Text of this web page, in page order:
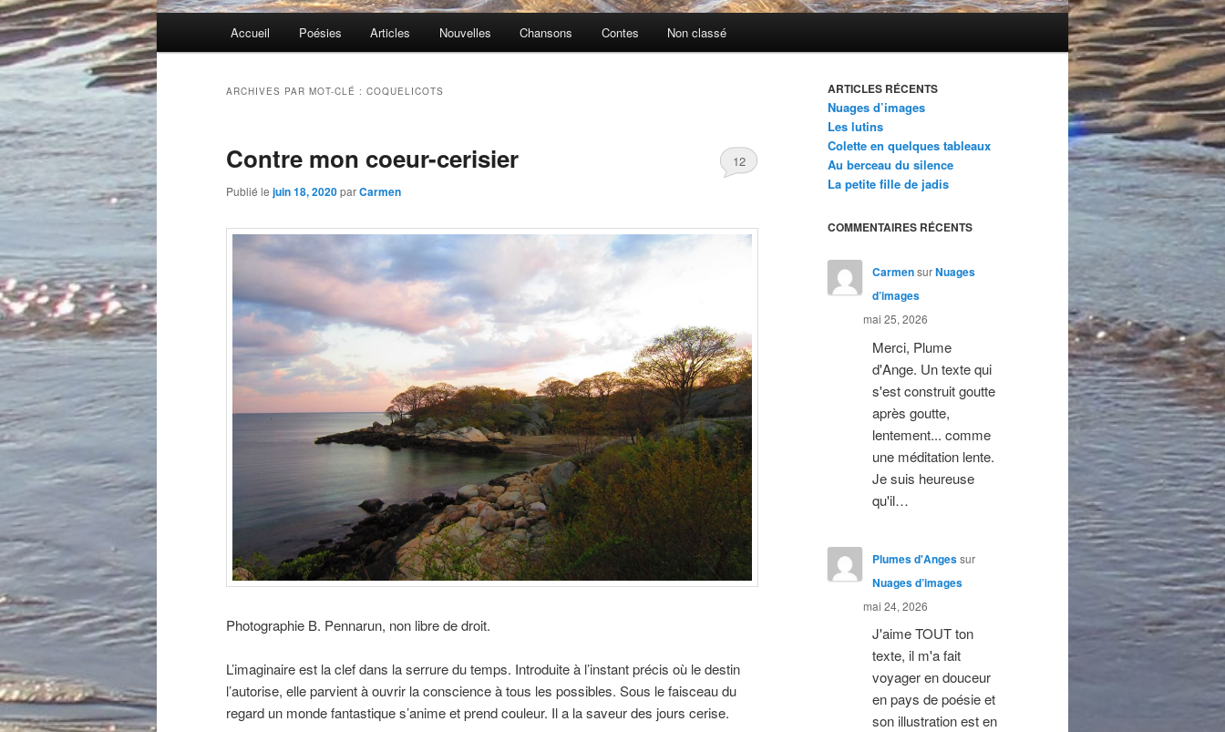
Accueil Poésies Articles Nouvelles Chansons Contes Non classé
ARCHIVES PAR MOT-CLÉ : COQUELICOTS
Contre mon coeur-cerisier
Publié le juin 18, 2020parCarmen
12
Photographie B. Pennarun, non libre de droit.
L’imaginaire est la clef dans la serrure du temps. Introduite à l’instant précis où le destin
l’autorise, elle parvient à ouvrir la conscience à tous les possibles. Sous le faisceau du
regard un monde fantastique s’anime et prend couleur. Il a la saveur des jours cerise.
ARTICLES RÉCENTS
Nuages d’images
Les lutins
Colette en quelques tableaux
Au berceau du silence
La petite fille de jadis
COMMENTAIRES RÉCENTS
CarmensurNuages
d’images
mai 25, 2026
Merci, Plume
d'Ange. Un texte qui
s'est construit goutte
après goutte,
lentement... comme
une méditation lente.
Je suis heureuse
qu'il…
Plumes d'Angessur
Nuages d’images
mai 24, 2026
J'aime TOUT ton
texte, il m'a fait
voyager en douceur
en pays de poésie et
son illustration est en